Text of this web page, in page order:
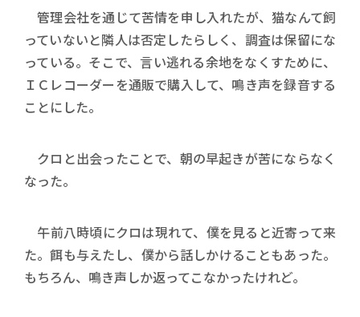
管理会社を通じて苦情を申し入れたが、猫なんて飼
っていないと隣人は否定したらしく、調査は保留にな
っている。そこで、言い逃れる余地をなくすために、
ＩＣレコーダーを通販で購入して、鳴き声を録音する
ことにした。
クロと出会ったことで、朝の早起きが苦にならなく
なった。
午前八時頃にクロは現れて、僕を見ると近寄って来
た。餌も与えたし、僕から話しかけることもあった。
もちろん、鳴き声しか返ってこなかったけれど。